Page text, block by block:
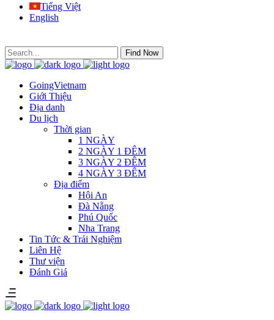
Tiếng Việt
English
Find Now
GoingVietnam
Giới Thiệu
Địa danh
Du lịch
Thời gian
1 NGÀY
2 NGÀY 1 ĐÊM
3 NGÀY 2 ĐÊM
4 NGÀY 3 ĐÊM
Địa điểm
Hội An
Đà Nẵng
Phú Quốc
Nha Trang
Tin Tức & Trải Nghiệm
Liên Hệ
Thư viện
Đánh Giá